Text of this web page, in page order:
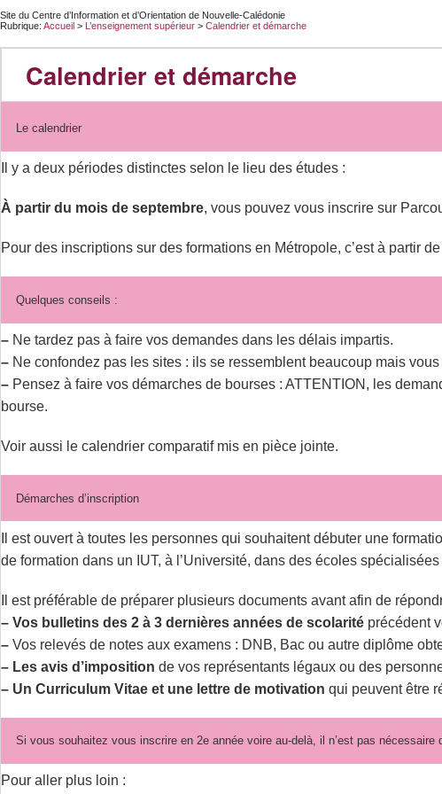
Site du Centre d’Information et d’Orientation de Nouvelle-Calédonie
Rubrique: Accueil > L’enseignement supérieur > Calendrier et démarche
Calendrier et démarche
Le calendrier
Il y a deux périodes distinctes selon le lieu des études :
À partir du mois de septembre, vous pouvez vous inscrire sur
Pour des inscriptions sur des formations en Métropole, c’est à partir de
Quelques conseils :
– Ne tardez pas à faire vos demandes dans les délais impartis.
– Ne confondez pas les sites : ils se ressemblent beaucoup mais
– Pensez à faire vos démarches de bourses : ATTENTION, les
bourse.
Voir aussi le calendrier comparatif mis en pièce jointe.
Démarches d’inscription
Il est ouvert à toutes les personnes qui souhaitent débuter une
de formation dans un IUT, à l’Université, dans des écoles
Il est préférable de préparer plusieurs documents avant afin de
– Vos bulletins des 2 à 3 dernières années de scolarité précédent
– Vos relevés de notes aux examens : DNB, Bac ou autre diplôme
– Les avis d’imposition de vos représentants légaux ou des
– Un Curriculum Vitae et une lettre de motivation qui peuvent être
Si vous souhaitez vous inscrire en 2e année voire au-delà, il n’est pas
Pour aller plus loin :